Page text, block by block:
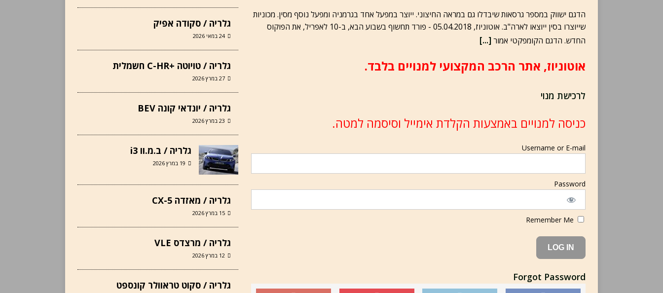
הדגם ישווק במספר גרסאות שיבדלו גם במראה החיצוני. ייוצר במפעל אחד בגרמניה ומפעל נוסף מסין. מכוניות
שייוצרו בסין ייוצאו לארה"ב. אוטוניוז, 05.04.2018 - פורד תחשוף בשבוע הבא, ב-10 לאפריל, את הפוקוס
החדש. הדגם הקומפקטי אמור[...]
אוטוניוז, אתר הרכב המקצועי למנויים בלבד.
לרכישת מנוי
כניסה למנויים באמצעות הקלדת אימייל וסיסמה למטה.
Username or E-mail
Password
Forgot Password
גלריה / סקודה אפיק
24 במאי 2026
גלריה / טויוטה +C-HR חשמלית
27 במרץ 2026
גלריה / יונדאי קונה BEV
23 במרץ 2026
גלריה / ב.מ.וו i3
19 במרץ 2026
גלריה / מאזדה CX-5
15 במרץ 2026
גלריה / מרצדס VLE
12 במרץ 2026
גלריה / סקוט טראוולר קונספט